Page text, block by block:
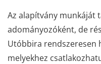
Az alapítvány munkáját
adományozóként, de
Utóbbira rendszeresen
melyekhez